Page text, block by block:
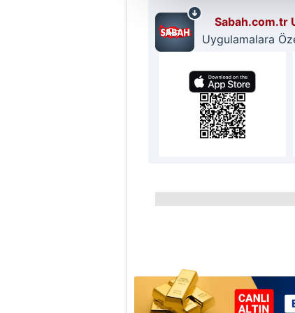
çerezler vasıtasıyla
amacıyla
reklam/pazarlama
Çerezlere ilişkin
butonuna tıklayabilir,
6698 sayılı Kişisel
mevzuata uygun olarak
Sabah.com.tr
Uygulamalara